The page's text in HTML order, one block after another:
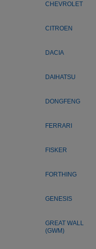
CHEVROLET
CITROEN
DACIA
DAIHATSU
DONGFENG
FERRARI
FISKER
FORTHING
GENESIS
GREAT WALL
(GWM)